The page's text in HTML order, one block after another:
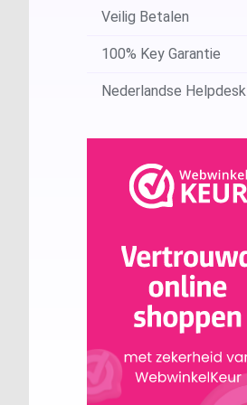
Veilig Betalen
100% Key Garantie
Nederlandse Helpdesk